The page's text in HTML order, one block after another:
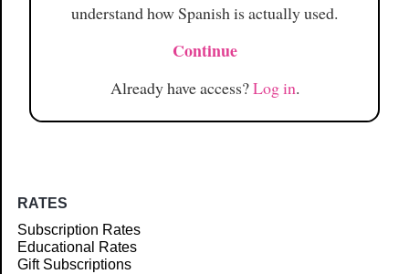
understand how Spanish is actually used.
Continue
Already have access?Log in.
RATES
Subscription Rates
Educational Rates
Gift Subscriptions